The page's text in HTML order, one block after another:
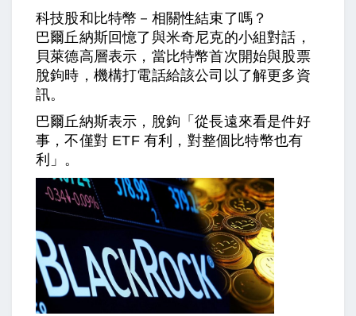
科技股和比特幣－相關性結束了嗎？
巴爾丘納斯回憶了與米奇尼克的小組對話，
貝萊德高層表示，當比特幣首次開始與股票
脫鉤時，機構打電話給該公司以了解更多資
訊。
巴爾丘納斯表示，脫鉤「從長遠來看是件好
事，不僅對 ETF 有利，對整個比特幣也有
利」。